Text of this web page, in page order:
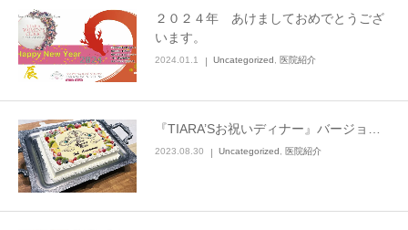
２０２４年 あけましておめでとうござ
います。
2024.01.1 Uncategorized 医院紹介
『TIARA’Sお祝いディナー』バージョ…
2023.08.30 Uncategorized 医院紹介